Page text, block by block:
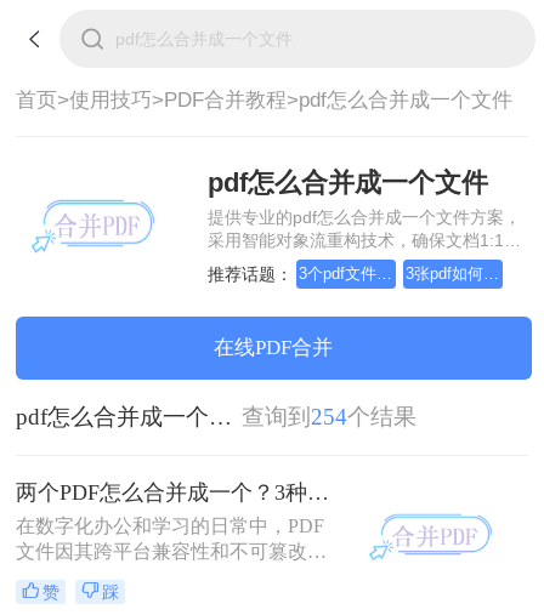
首页>使用技巧>PDF合并教程>pdf怎么合并成一个文件
pdf怎么合并成一个文件
提供专业的pdf怎么合并成一个文件方案，
采用智能对象流重构技术，确保文档1:1高
保真还原且排版不乱码。支持一键批量处
理，全链路 SSL 加密保障隐私安全。助您
装，高效办公。
推荐话题： 3个pdf文件合并成一个 3张pdf如何合并成一个
在线PDF合并
pdf怎么合并成一个文件 查询到 254个结果
两个PDF怎么合并成一个？3种方法，1分钟轻松搞定！
在数字化办公和学习的日常中，PDF
文件因其跨平台兼容性和不可篡改性
而广受欢迎。然而，当需要处理多个
PDF文件时，将它们合并成一个文件
赞 踩